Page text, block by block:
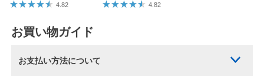
4.82 4.82
お買い物ガイド
お支払い方法について